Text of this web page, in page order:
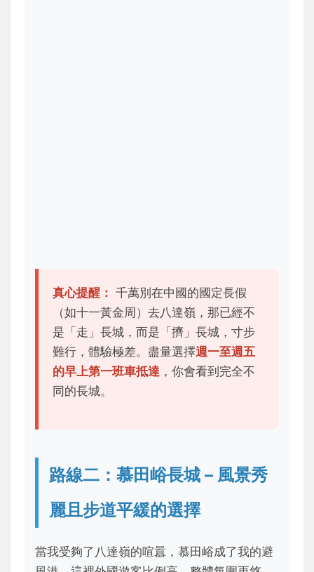
真心提醒： 千萬別在中國的國定長假
（如十一黃金周）去八達嶺，那已經不
是「走」長城，而是「擠」長城，寸步
難行，體驗極差。盡量選擇週一至週五
的早上第一班車抵達 ，你會看到完全不
同的長城。
路線二：慕田峪長城 – 風景秀
麗且步道平緩的選擇
當我受夠了八達嶺的喧囂，慕田峪成了我的避